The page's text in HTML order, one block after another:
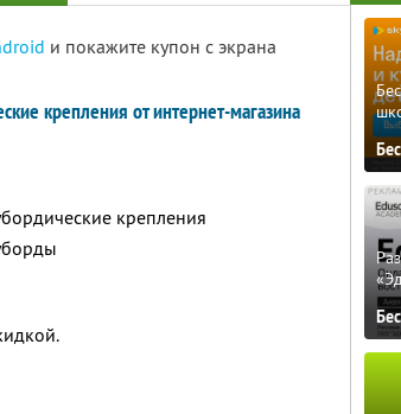
и покажите купон с экрана
крепления от интернет-магазина
крепления